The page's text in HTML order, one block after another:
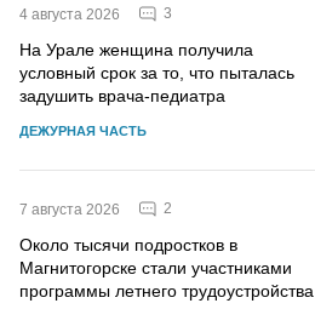
4 августа 2026 3
На Урале женщина получила
условный срок за то, что пыталась
задушить врача-педиатра
ДЕЖУРНАЯ ЧАСТЬ
7 августа 2026 2
Около тысячи подростков в
Магнитогорске стали участниками
программы летнего трудоустройства